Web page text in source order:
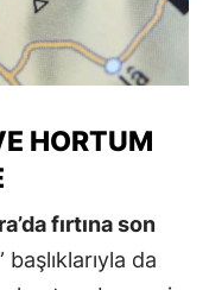
HORTUM
fırtına son
başlıklarıyla da